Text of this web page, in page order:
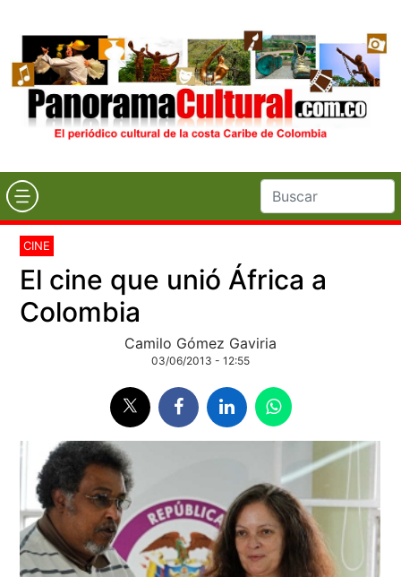
CINE
El cine que unió África a
Colombia
Camilo Gómez Gaviria
03/06/2013 - 12:55